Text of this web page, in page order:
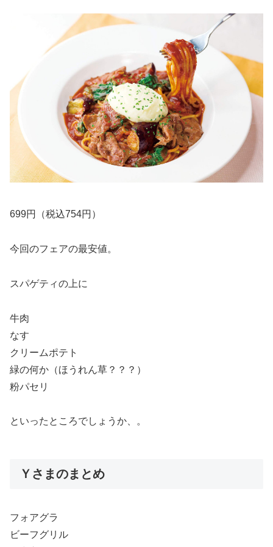
699円（税込754円）
今回のフェアの最安値。
スパゲティの上に
牛肉
なす
クリームポテト
緑の何か（ほうれん草？？？）
粉パセリ
といったところでしょうか、。
Ｙさまのまとめ
フォアグラ
ビーフグリル